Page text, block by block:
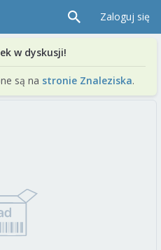
Zaloguj się
w dyskusji!
są na stronie Znaleziska.